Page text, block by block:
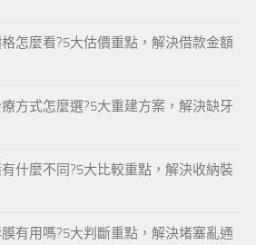
怎麼看?5大估價重點，解決借款金額
方式怎麼選?5大重建方案，解決缺牙
什麼不同?5大比較重點，解決收納裝
有用嗎?5大判斷重點，解決堵塞亂通